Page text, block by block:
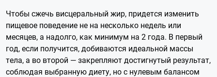
Чтобы сжечь висцеральный жир, придется изменить
пищевое поведение не на несколько недель или
месяцев, а надолго, как минимум на 2 года. В первый
год, если получится, добиваются идеальной массы
тела, а во второй — закрепляют достигнутый результат,
соблюдая выбранную диету, но с нулевым балансом